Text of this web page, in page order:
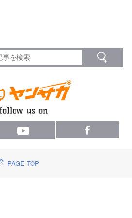
PAGE TOP